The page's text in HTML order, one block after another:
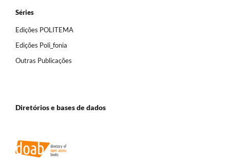
Séries
Edições POLITEMA
Edições Poli_fonia
Outras Publicações
Diretórios e bases de dados